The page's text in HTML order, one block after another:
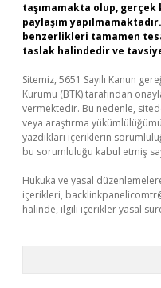
taşımamakta olup,
paylaşım
benzerlikleri tamamen
taslak halindedir ve
Sitemiz, 5651 Sayılı Kanun
Kurumu (BTK) tarafından
vermektedir. Bu nedenle,
veya araştırma
yazdıkları içeriklerin
bu sorumluluğu kabul etmiş
Hukuka ve yasal
içerikleri,
halinde, ilgili içerikler yasal